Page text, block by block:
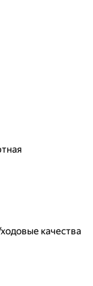
качества